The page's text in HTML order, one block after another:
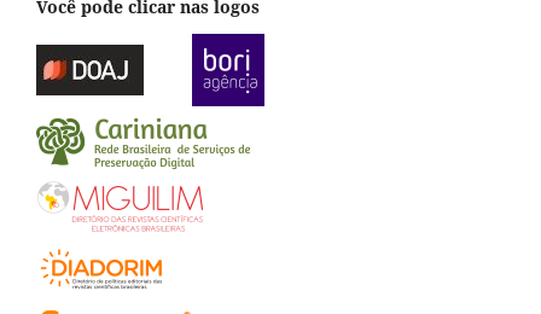
Você pode clicar nas logos